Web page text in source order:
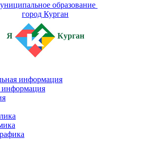
образование
город Курган
Я Курган
информация